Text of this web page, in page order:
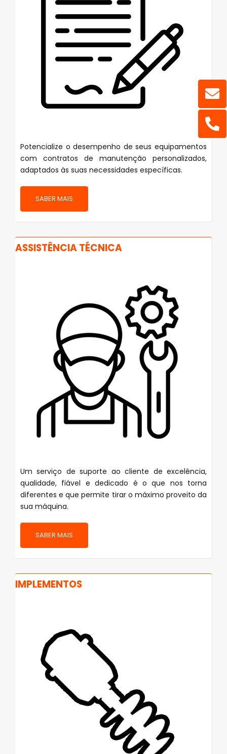
Potencialize o desempenho de seus equipamentos
com contratos de manutenção personalizados,
adaptados às suas necessidades específicas.
SABER MAIS
ASSISTÊNCIA TÉCNICA
Um serviço de suporte ao cliente de excelência,
qualidade, fiável e dedicado é o que nos torna
diferentes e que permite tirar o máximo proveito da
sua máquina.
SABER MAIS
IMPLEMENTOS